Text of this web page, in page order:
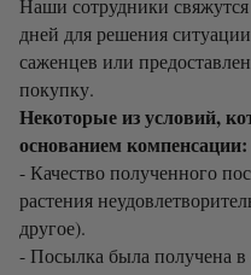
дней для решения
саженцев или
покупку.
Некоторые из условий,
основанием компенсации:
- Качество полученного
растения
другое).
- Посылка была получена в